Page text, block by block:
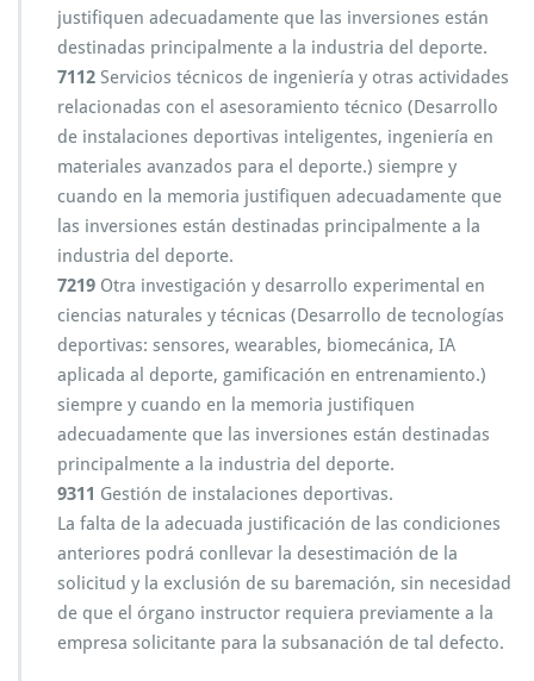
justifiquen adecuadamente que las inversiones están
destinadas principalmente a la industria del deporte.
7112 Servicios técnicos de ingeniería y otras actividades
relacionadas con el asesoramiento técnico (Desarrollo
de instalaciones deportivas inteligentes, ingeniería en
materiales avanzados para el deporte.) siempre y
cuando en la memoria justifiquen adecuadamente que
las inversiones están destinadas principalmente a la
industria del deporte.
7219 Otra investigación y desarrollo experimental en
ciencias naturales y técnicas (Desarrollo de tecnologías
deportivas: sensores, wearables, biomecánica, IA
aplicada al deporte, gamificación en entrenamiento.)
siempre y cuando en la memoria justifiquen
adecuadamente que las inversiones están destinadas
principalmente a la industria del deporte.
9311 Gestión de instalaciones deportivas.
La falta de la adecuada justificación de las condiciones
anteriores podrá conllevar la desestimación de la
solicitud y la exclusión de su baremación, sin necesidad
de que el órgano instructor requiera previamente a la
empresa solicitante para la subsanación de tal defecto.